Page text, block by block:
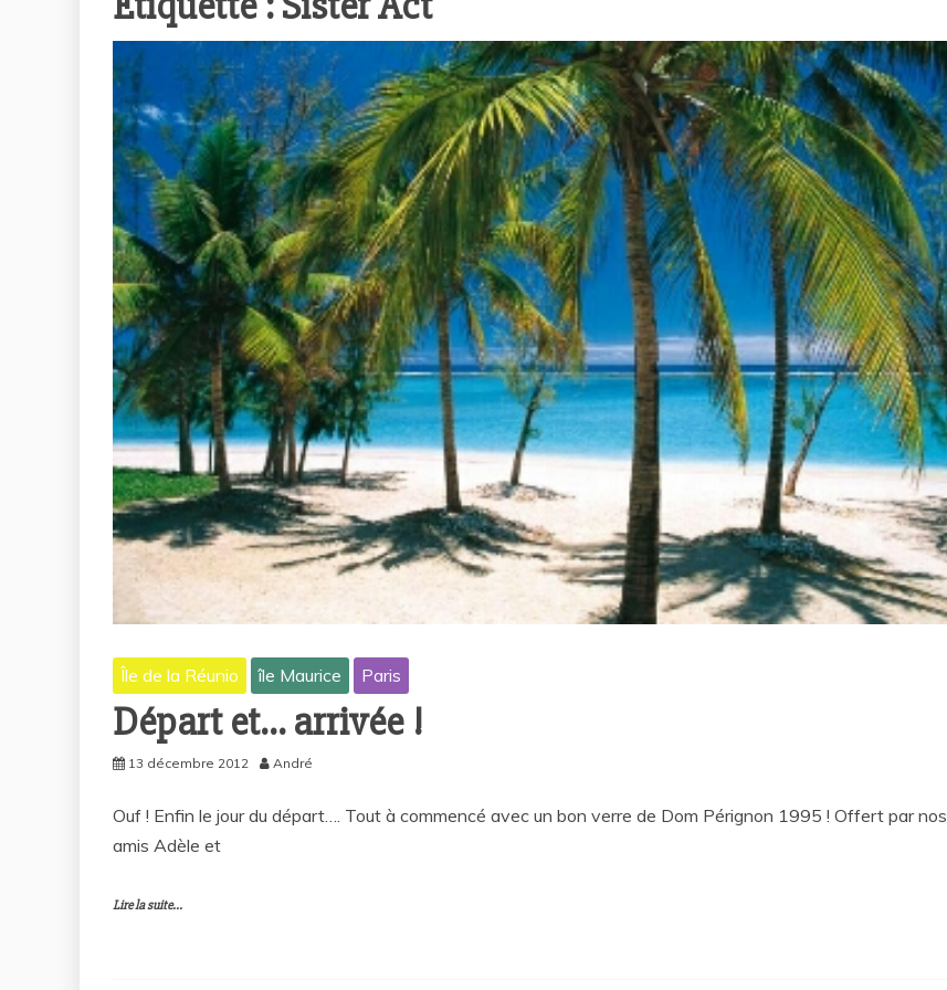
Île de la Réunio île Maurice Paris
Départ et… arrivée !
13 décembre 2012 André
Ouf ! Enfin le jour du départ…. Tout à commencé avec un bon verre de Dom Pérignon 1995 ! Offert par nos
amis Adèle et
Lire la suite...